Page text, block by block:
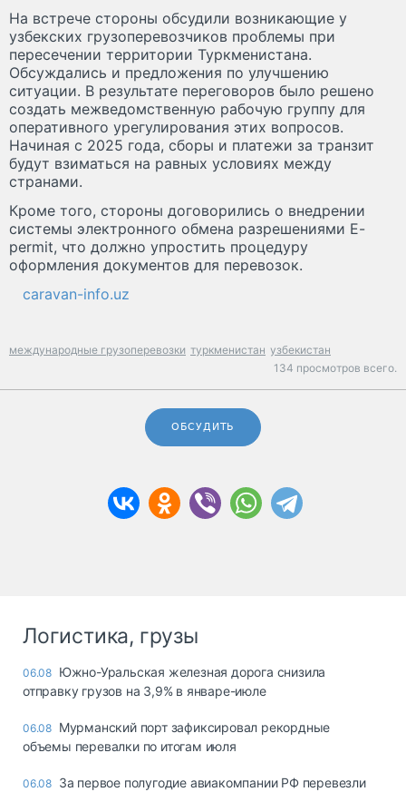
На встрече стороны обсудили возникающие у
узбекских грузоперевозчиков проблемы при
пересечении территории Туркменистана.
Обсуждались и предложения по улучшению
ситуации. В результате переговоров было решено
создать межведомственную рабочую группу для
оперативного урегулирования этих вопросов.
Начиная с 2025 года, сборы и платежи за транзит
будут взиматься на равных условиях между
странами.
Кроме того, стороны договорились о внедрении
системы электронного обмена разрешениями E-
permit, что должно упростить процедуру
оформления документов для перевозок.
caravan-info.uz
международные грузоперевозки туркменистан узбекистан
134 просмотров всего.
ОБСУДИТЬ
Логистика, грузы
06.08 Южно-Уральская железная дорога снизила
отправку грузов на 3,9% в январе-июле
06.08 Мурманский порт зафиксировал рекордные
объемы перевалки по итогам июля
06.08 За первое полугодие авиакомпании РФ перевезли